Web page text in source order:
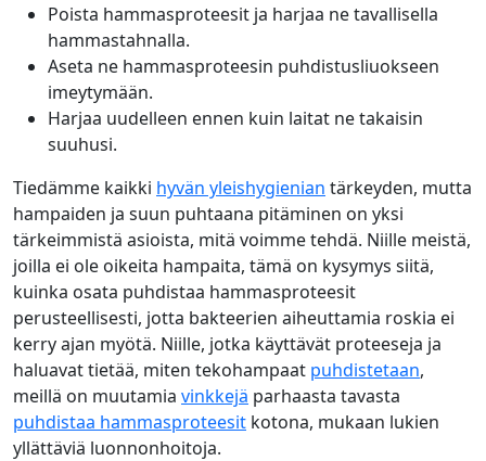
Poista hammasproteesit ja harjaa ne tavallisella
hammastahnalla.
Aseta ne hammasproteesin puhdistusliuokseen
imeytymään.
Harjaa uudelleen ennen kuin laitat ne takaisin
suuhusi.
Tiedämme kaikki hyvän yleishygienian tärkeyden, mutta
hampaiden ja suun puhtaana pitäminen on yksi
tärkeimmistä asioista, mitä voimme tehdä. Niille meistä,
joilla ei ole oikeita hampaita, tämä on kysymys siitä,
kuinka osata puhdistaa hammasproteesit
perusteellisesti, jotta bakteerien aiheuttamia roskia ei
kerry ajan myötä. Niille, jotka käyttävät proteeseja ja
haluavat tietää, miten tekohampaat puhdistetaan,
meillä on muutamia vinkkejä parhaasta tavasta
puhdistaa hammasproteesit kotona, mukaan lukien
yllättäviä luonnonhoitoja.